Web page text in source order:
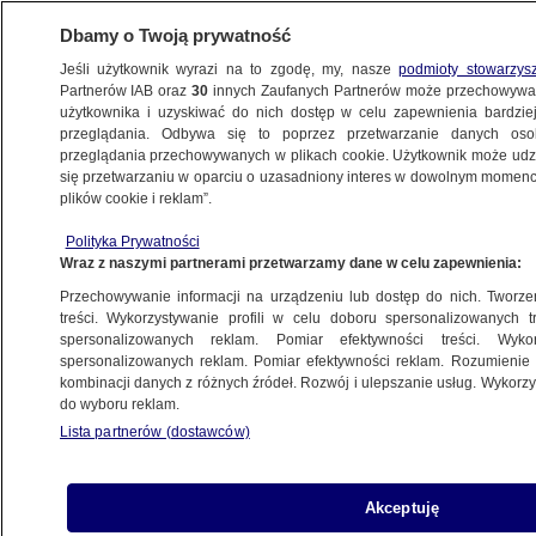
EDUKACJA
400 osób przez jeden dzień cieszyło
się z przyjęcia na studia. Potem
okazało się, że to awaria systemu
TRÓJMIASTO
Wyniki rekrutacji do szkół
ponadpodstawowych. Co mają zrobić
zakwalifikowani i ci, dla
Dbamy o Twoją prywatność
Jeśli użytkownik wyrazi na to zgodę, my, naszepodmioty
Partnerów IAB oraz30 innych Zaufanych Partnerów może
użytkownika i uzyskiwać do nich dostęp w celu zapewnienia
przeglądania. Odbywa się to poprzez przetwarzanie danych
przeglądania przechowywanych w plikach cookie. Użytkownik może
się przetwarzaniu w oparciu o uzasadniony interes w dowolnym
plików cookie i reklam”.
Polityka Prywatności
Wraz z naszymi partnerami przetwarzamy dane w celu zapewnienia:
Przechowywanie informacji na urządzeniu lub dostęp do nich.
treści. Wykorzystywanie profili w celu doboru spersonalizowanych
spersonalizowanych reklam. Pomiar efektywności treści.
spersonalizowanych reklam. Pomiar efektywności reklam.
kombinacji danych z różnych źródeł. Rozwój i ulepszanie usług.
do wyboru reklam.
Lista partnerów (dostawców)
Akceptuję